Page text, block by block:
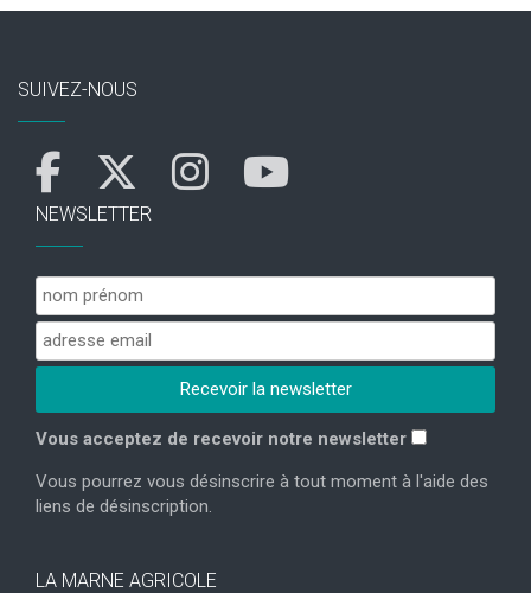
SUIVEZ-NOUS
NEWSLETTER
Vous acceptez de recevoir notre newsletter
Vous pourrez vous désinscrire à tout moment à l'aide des
liens de désinscription.
LA MARNE AGRICOLE